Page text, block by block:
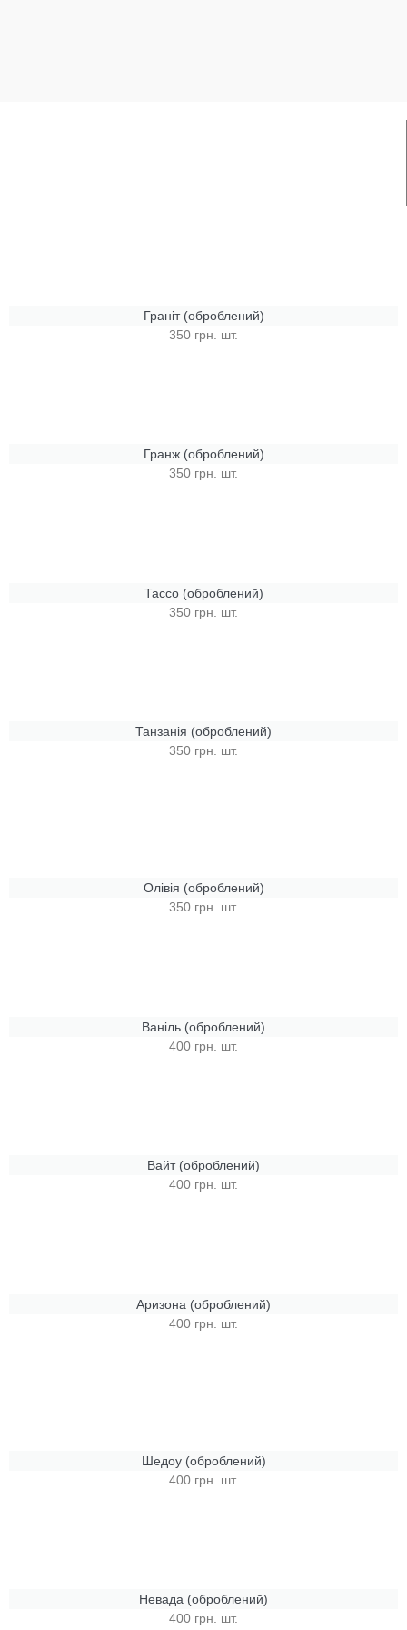
Граніт (оброблений)
350 грн. шт.
Гранж (оброблений)
350 грн. шт.
Тассо (оброблений)
350 грн. шт.
Танзанія (оброблений)
350 грн. шт.
Олівія (оброблений)
350 грн. шт.
Ваніль (оброблений)
400 грн. шт.
Вайт (оброблений)
400 грн. шт.
Аризона (оброблений)
400 грн. шт.
Шедоу (оброблений)
400 грн. шт.
Невада (оброблений)
400 грн. шт.